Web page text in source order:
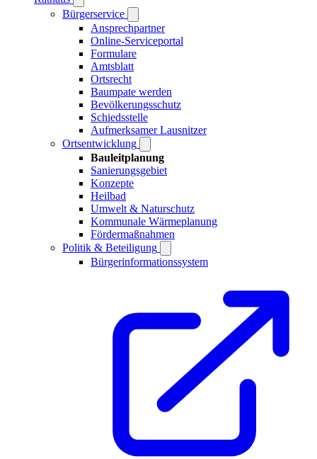
Bürgerservice
Ansprechpartner
Online-Serviceportal
Formulare
Amtsblatt
Ortsrecht
Baumpate werden
Bevölkerungsschutz
Schiedsstelle
Aufmerksamer Lausnitzer
Ortsentwicklung
Bauleitplanung
Sanierungsgebiet
Konzepte
Heilbad
Umwelt & Naturschutz
Kommunale Wärmeplanung
Fördermaßnahmen
Politik & Beteiligung
Bürgerinformationssystem